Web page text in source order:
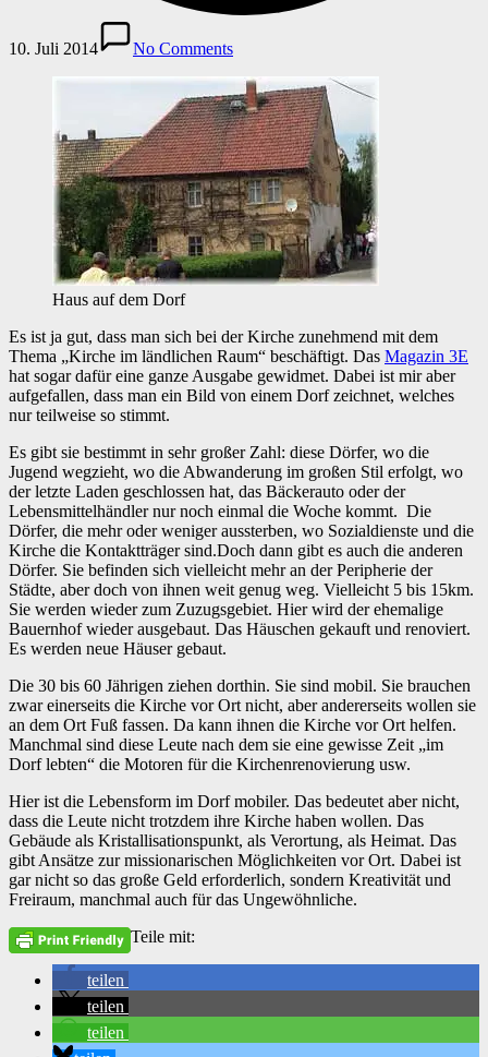
10. Juli 2014 No Comments
Haus auf dem Dorf
Es ist ja gut, dass man sich bei der Kirche zunehmend mit dem
Thema „Kirche im ländlichen Raum“ beschäftigt. Das Magazin 3E
hat sogar dafür eine ganze Ausgabe gewidmet. Dabei ist mir aber
aufgefallen, dass man ein Bild von einem Dorf zeichnet, welches
nur teilweise so stimmt.
Es gibt sie bestimmt in sehr großer Zahl: diese Dörfer, wo die
Jugend wegzieht, wo die Abwanderung im großen Stil erfolgt, wo
der letzte Laden geschlossen hat, das Bäckerauto oder der
Lebensmittelhändler nur noch einmal die Woche kommt. Die
Dörfer, die mehr oder weniger aussterben, wo Sozialdienste und die
Kirche die Kontaktträger sind.Doch dann gibt es auch die anderen
Dörfer. Sie befinden sich vielleicht mehr an der Peripherie der
Städte, aber doch von ihnen weit genug weg. Vielleicht 5 bis 15km.
Sie werden wieder zum Zuzugsgebiet. Hier wird der ehemalige
Bauernhof wieder ausgebaut. Das Häuschen gekauft und renoviert.
Es werden neue Häuser gebaut.
Die 30 bis 60 Jährigen ziehen dorthin. Sie sind mobil. Sie brauchen
zwar einerseits die Kirche vor Ort nicht, aber andererseits wollen sie
an dem Ort Fuß fassen. Da kann ihnen die Kirche vor Ort helfen.
Manchmal sind diese Leute nach dem sie eine gewisse Zeit „im
Dorf lebten“ die Motoren für die Kirchenrenovierung usw.
Hier ist die Lebensform im Dorf mobiler. Das bedeutet aber nicht,
dass die Leute nicht trotzdem ihre Kirche haben wollen. Das
Gebäude als Kristallisationspunkt, als Verortung, als Heimat. Das
gibt Ansätze zur missionarischen Möglichkeiten vor Ort. Dabei ist
gar nicht so das große Geld erforderlich, sondern Kreativität und
Freiraum, manchmal auch für das Ungewöhnliche.
Teile mit:
teilen
teilen
teilen